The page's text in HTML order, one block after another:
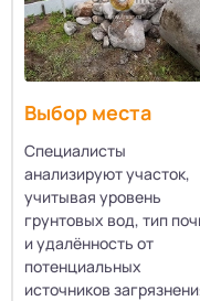
Выбор места
Специалисты
анализируют участок,
учитывая уровень
грунтовых вод, тип
и удалённость от
потенциальных
источников